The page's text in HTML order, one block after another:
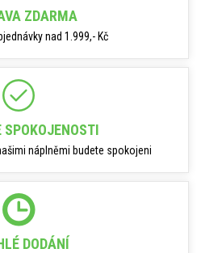
ZDARMA
nad 1.999,- Kč
SPOKOJENOSTI
náplněmi budete spokojeni
DODÁNÍ